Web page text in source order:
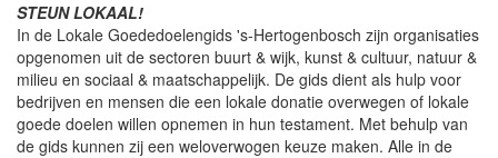
STEUN LOKAAL!
In de Lokale Goededoelengids 's-Hertogenbosch zijn organisaties
opgenomen uit de sectoren buurt & wijk, kunst & cultuur, natuur &
milieu en sociaal & maatschappelijk. De gids dient als hulp voor
bedrijven en mensen die een lokale donatie overwegen of lokale
goede doelen willen opnemen in hun testament. Met behulp van
de gids kunnen zij een weloverwogen keuze maken. Alle in de